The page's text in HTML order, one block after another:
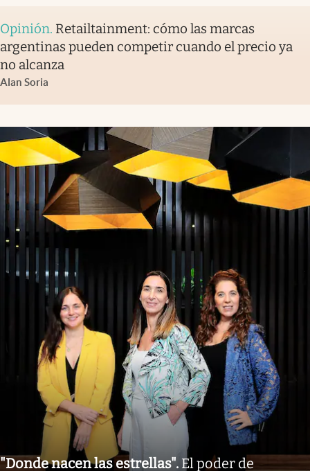
Opinión. Retailtainment: cómo las marcas
argentinas pueden competir cuando el precio ya
no alcanza
Alan Soria
"Donde nacen las estrellas". El poder de